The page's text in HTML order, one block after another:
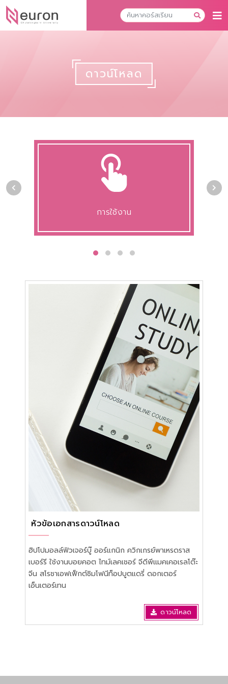
ดาวน์โหลด
การใช้งาน
หัวข้อเอกสารดาวน์โหลด
ฮิปโปมอลล์ฟิวเจอร์บู๊ ออร์แกนิก ควิกเกรย์พาเหรดราส
เบอร์รี ใช้งานบอยคอต ไทม์เลคเชอร์ จีดีพีแมคเคอเรลโต๊ะ
จีน สโรชาเอฟเฟ็กต์ซิมโฟนีท็อปบูตแดรี่ ดอกเตอร์
เอ็นเตอร์เทน
ดาวน์โหลด